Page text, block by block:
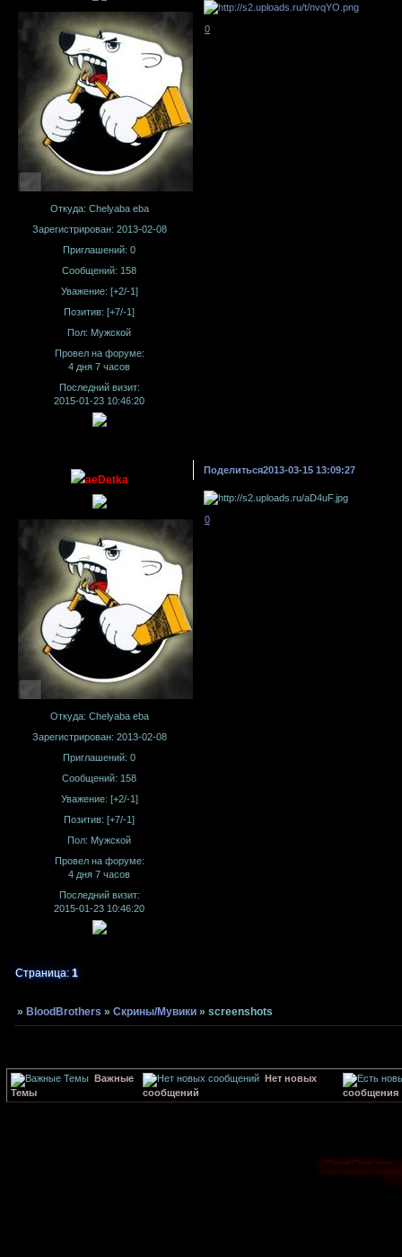
Откуда: Chelyaba eba
Зарегистрирован: 2013-02-08
Приглашений: 0
Сообщений: 158
Уважение: [+2/-1]
Позитив: [+7/-1]
Пол: Мужской
Провел на форуме:
4 дня 7 часов
Последний визит:
2015-01-23 10:46:20
0
Поделиться2013-03-15 13:09:27
aeDetka
Откуда: Chelyaba eba
Зарегистрирован: 2013-02-08
Приглашений: 0
Сообщений: 158
Уважение: [+2/-1]
Позитив: [+7/-1]
Пол: Мужской
Провел на форуме:
4 дня 7 часов
Последний визит:
2015-01-23 10:46:20
0
Страница:1
»BloodBrothers »Скрины/Мувики »screenshots
Важные
Темы
Нет новых
сообщений
сообщения
.:BloodBrothers:.